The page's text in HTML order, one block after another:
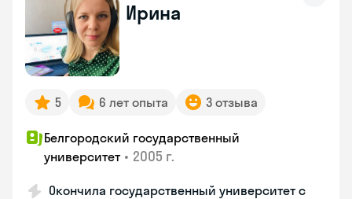
Ирина
5 6 лет опыта 3 отзыва
Белгородский государственный
университет • 2005 г.
Окончила государственный университет с